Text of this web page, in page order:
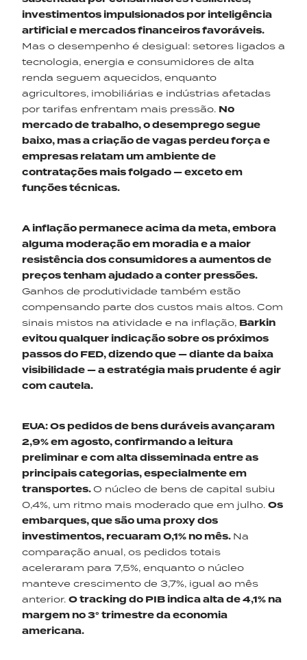
investimentos impulsionados por inteligência
artificial e mercados financeiros favoráveis.
Mas o desempenho é desigual: setores ligados a
tecnologia, energia e consumidores de alta
renda seguem aquecidos, enquanto
agricultores, imobiliárias e indústrias afetadas
por tarifas enfrentam mais pressão. No
mercado de trabalho, o desemprego segue
baixo, mas a criação de vagas perdeuforçae
empresas relatam um ambiente de
contratações mais folgado — exceto em
funções técnicas.
A inflação permanece acima da meta, embora
alguma moderação em moradia e a maior
resistência dos consumidores a aumentos de
preços tenham ajudado a conter pressões.
Ganhos de produtividade também estão
compensando parte dos custos mais altos. Com
sinais mistos na atividade e na inflação, Barkin
evitou qualquer indicação sobre os próximos
passos do FED, dizendoque—diante da baixa
visibilidade—a estratégia mais prudente é agir
com cautela.
EUA:Os pedidos de bens duráveis avançaram
2,9% em agosto, confirmando a leitura
preliminar e com alta disseminada entre as
principais categorias, especialmente em
transportes.O núcleo de bens de capital subiu
0,4%, um ritmo mais moderado que em julho. Os
embarques, que são uma proxy dos
investimentos, recuaram 0,1% no mês. Na
comparação anual, os pedidos totais
aceleraram para 7,5%, enquanto o núcleo
manteve crescimento de 3,7%, igual ao mês
anterior. O tracking do PIB indica alta de 4,1% na
margem no 3° trimestre da economia
americana.